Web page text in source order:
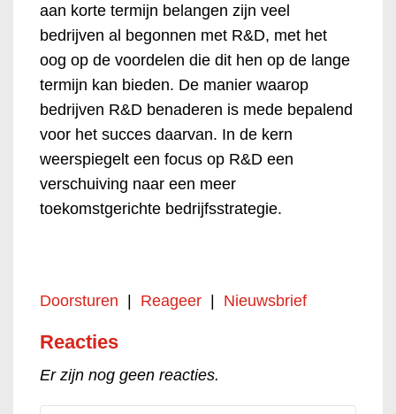
aan korte termijn belangen zijn veel
bedrijven al begonnen met R&D, met het
oog op de voordelen die dit hen op de lange
termijn kan bieden. De manier waarop
bedrijven R&D benaderen is mede bepalend
voor het succes daarvan. In de kern
weerspiegelt een focus op R&D een
verschuiving naar een meer
toekomstgerichte bedrijfsstrategie.
Doorsturen | Reageer | Nieuwsbrief
Reacties
Er zijn nog geen reacties.